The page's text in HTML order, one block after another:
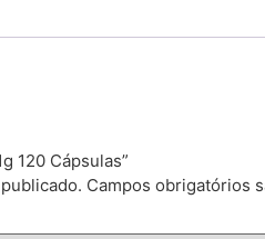
120 Cápsulas”
Campos obrigatórios